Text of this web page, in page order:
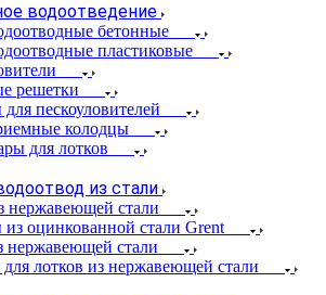
водоотведение
бетонные
пластиковые
решетки
пескоуловителей
колодцы
для лотков
из стали
нержавеющей стали
оцинкованной стали Grent
нержавеющей стали
лотков из нержавеющей стали